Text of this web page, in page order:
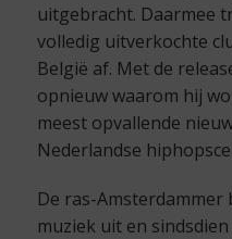
uitgebracht. Daarmee
volledig uitverkochte
België af. Met de
opnieuw waarom hij
meest opvallende
Nederlandse
De ras-Amsterdammer
muziek uit en